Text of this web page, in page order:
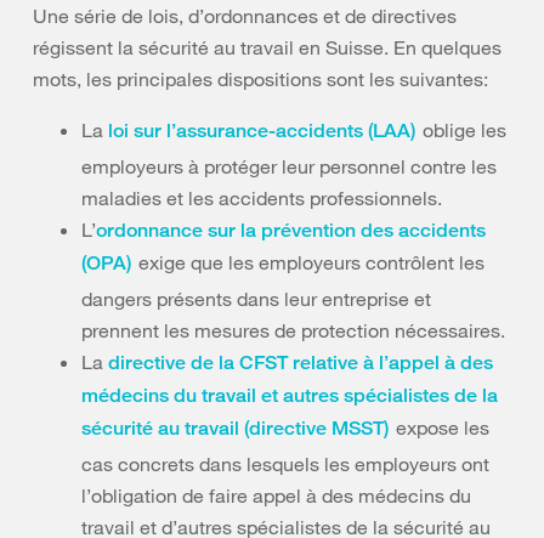
Une série de lois, d’ordonnances et de directives
régissent la sécurité au travail en Suisse. En quelques
mots, les principales dispositions sont les suivantes:
La loi sur l’assurance-accidents (LAA) oblige les
employeurs à protéger leur personnel contre les
maladies et les accidents professionnels.
L’ordonnance sur la prévention des accidents
(OPA) exige que les employeurs contrôlent les
dangers présents dans leur entreprise et
prennent les mesures de protection nécessaires.
La directive de la CFST relative à l’appel à des
médecins du travail et autres spécialistes de la
sécurité au travail (directive MSST) expose les
cas concrets dans lesquels les employeurs ont
l’obligation de faire appel à des médecins du
travail et d’autres spécialistes de la sécurité au